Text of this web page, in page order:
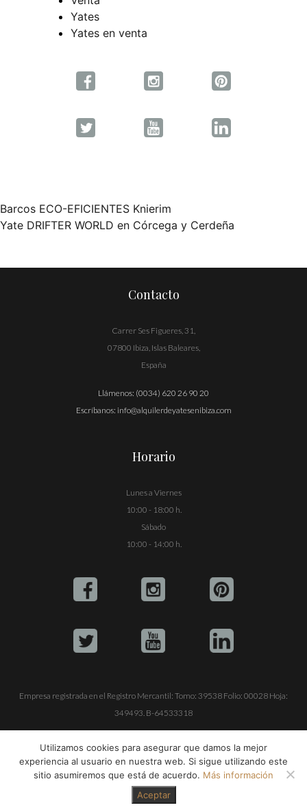
Yates
Yates en venta
Navegación
entradas
Barcos ECO-EFICIENTES Knierim
Yate DRIFTER WORLD en Córcega y Cerdeña
Contacto
Carrer Ses Figueres, 31,
07800 Ibiza, Islas Baleares,
España
Llámenos: (0034) 620 26 90 20
Escríbanos: info@alquilerdeyatesenibiza.com
Horario
Lunes a Viernes
10:00 - 18:00 h.
Sábado
10:00 - 14:00 h.
Empresa registrada en el Registro Mercantil: Tomo: 39538 Folio: 00028 Hoja:
349493. B-64533318
ALQUILER DE YATES EN IBIZA S.L.
Utilizamos cookies para asegurar que damos la mejor
experiencia al usuario en nuestra web. Si sigue utilizando este
sitio asumiremos que está de acuerdo. Más información
Aceptar